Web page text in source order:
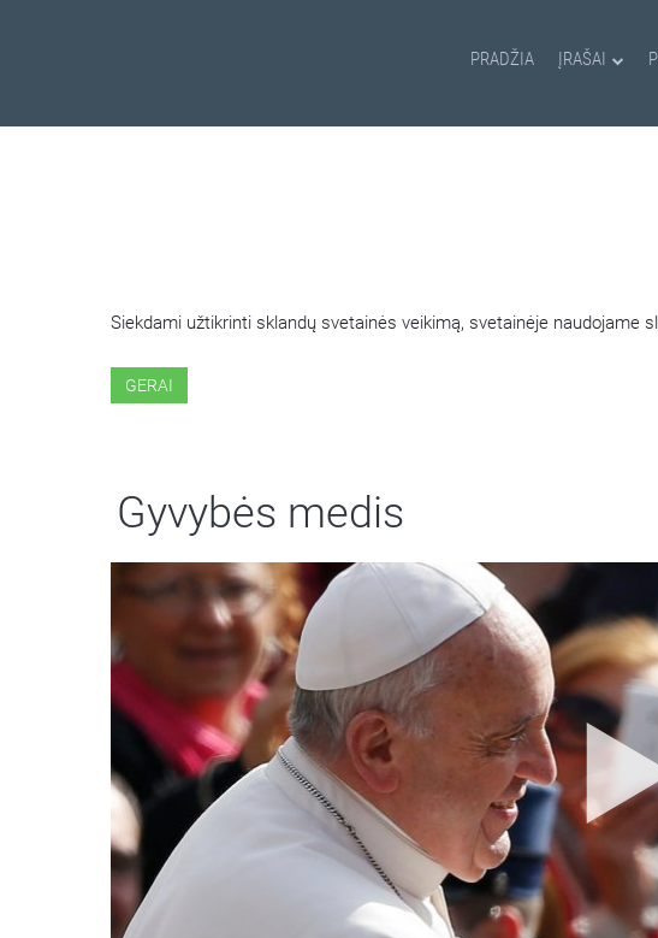
PRADŽIA ĮRAŠAI
Siekdami užtikrinti sklandų svetainės veikimą, svetainėje naudojame
GERAI
Gyvybės medis